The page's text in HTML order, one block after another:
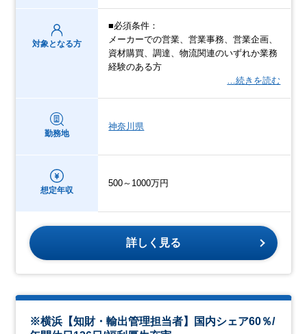
対象となる方
■必須条件：
メーカーでの営業、営業事務、営業企画、
資材購買、調達、物流関連のいずれか業務
経験のある方
…続きを読む
勤務地
神奈川県
想定年収
500～1000万円
詳しく見る
※横浜【知財・輸出管理担当者】国内シェア60％/